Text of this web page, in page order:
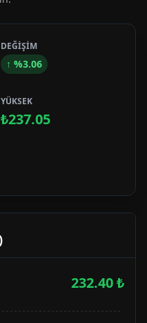
DEĞİŞİM
↑ %3.06
YÜKSEK
₺237.05
232.40₺